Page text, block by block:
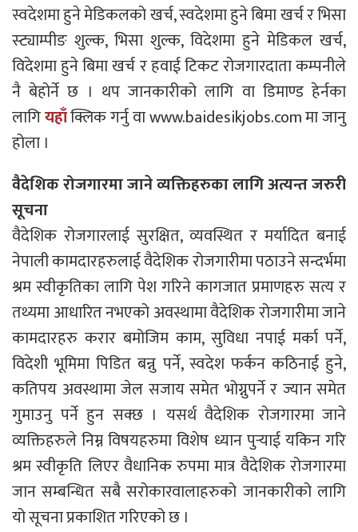
स्वदेशमा हुने मेडिकलको खर्च, स्वदेशमा हुने बिमा खर्च र भिसा
स्ट्याम्पीङ शुल्क, भिसा शुल्क, विदेशमा हुने मेडिकल खर्च,
विदेशमा हुने बिमा खर्च र हवाई टिकट रोजगारदाता कम्पनीले
नै बेहोर्ने छ । थप जानकारीको लागि वा डिमाण्ड हेर्नका
लागियहाँक्लिक गर्नु वा www.baidesikjobs.com मा जानु
होला ।
वैदेशिक रोजगारमा जाने व्यक्तिहरुका लागि अत्यन्त जरुरी
सूचना
वैदेशिक रोजगारलाई सुरक्षित, व्यवस्थित र मर्यादित बनाई
नेपाली कामदारहरुलाई वैदेशिक रोजगारीमा पठाउने सन्दर्भमा
श्रम स्वीकृतिका लागि पेश गरिने कागजात प्रमाणहरु सत्य र
तथ्यमा आधारित नभएको अवस्थामा वैदेशिक रोजगारीमा जाने
कामदारहरु करार बमोजिम काम, सुविधा नपाई मर्का पर्ने,
विदेशी भूमिमा पिडित बन्नु पर्ने, स्वदेश फर्कन कठिनाई हुने,
कतिपय अवस्थामा जेल सजाय समेत भोग्नुपर्ने र ज्यान समेत
गुमाउनु पर्ने हुन सक्छ । यसर्थ वैदेशिक रोजगारमा जाने
व्यक्तिहरुले निम्न विषयहरुमा विशेष ध्यान पुर्‍याई यकिन गरि
श्रम स्वीकृति लिएर वैधानिक रुपमा मात्र वैदेशिक रोजगारमा
जान सम्बन्धित सबै सरोकारवालाहरुको जानकारीको लागि
यो सूचना प्रकाशित गरिएको छ ।